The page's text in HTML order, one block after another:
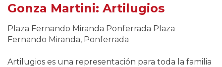
Gonza Martini: Artilugios
Plaza Fernando Miranda Ponferrada Plaza
Fernando Miranda, Ponferrada
Artilugios es una representación para toda la familia